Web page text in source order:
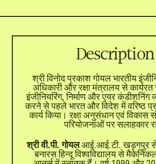
Description
श्री विनोद प्रकाश गोयल भारतीय
अधिकारी और रक्षा मंत्रालय से
इंजीनियरिंग, निर्माण और एयर कंडीशनिंग
करने से पहले भारत और विदेश में वरिष्ठ
कार्य किया। रक्षा अनुसंधान एवं
परियोजनाओं पर सलाहकार
श्री वी.पी. गोयल आई.आई.टी. खड़गपुर
बनारस हिन्दू विश्वविद्यालय से